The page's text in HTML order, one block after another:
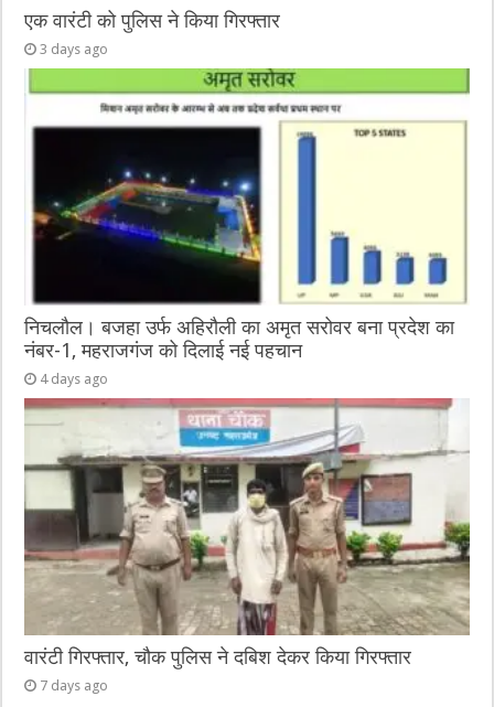
एक वारंटी को पुलिस ने किया गिरफ्तार
3 days ago
निचलौल। बजहा उर्फ अहिरौली का अमृत सरोवर बना प्रदेश का
नंबर-1, महराजगंज को दिलाई नई पहचान
4 days ago
वारंटी गिरफ्तार, चौक पुलिस ने दबिश देकर किया गिरफ्तार
7 days ago